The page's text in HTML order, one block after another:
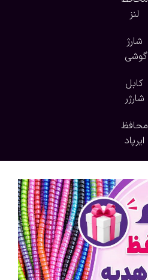
لنز
شارژ
گوشی
کابل
شارژر
محافظ
ایرپاد